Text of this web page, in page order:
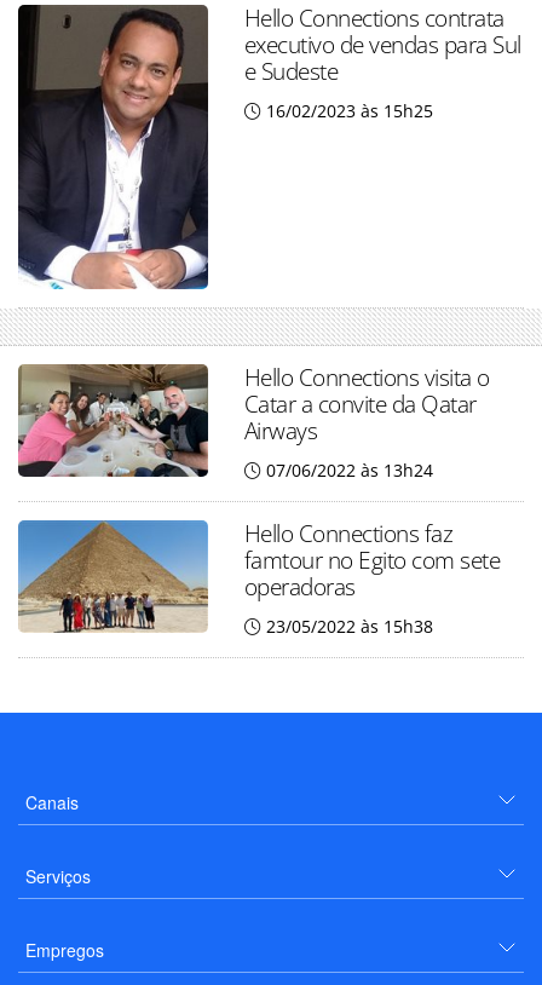
Hello Connections contrata
executivo de vendas para Sul
e Sudeste
16/02/2023 às 15h25
Hello Connections visita o
Catar a convite da Qatar
Airways
07/06/2022 às 13h24
Hello Connections faz
famtour no Egito com sete
operadoras
23/05/2022 às 15h38
Canais
Serviços
Empregos